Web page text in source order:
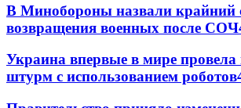
В Минобороны назвали крайний
возвращения военных после СОЧ
Украина впервые в мире
штурм с использованием роботов